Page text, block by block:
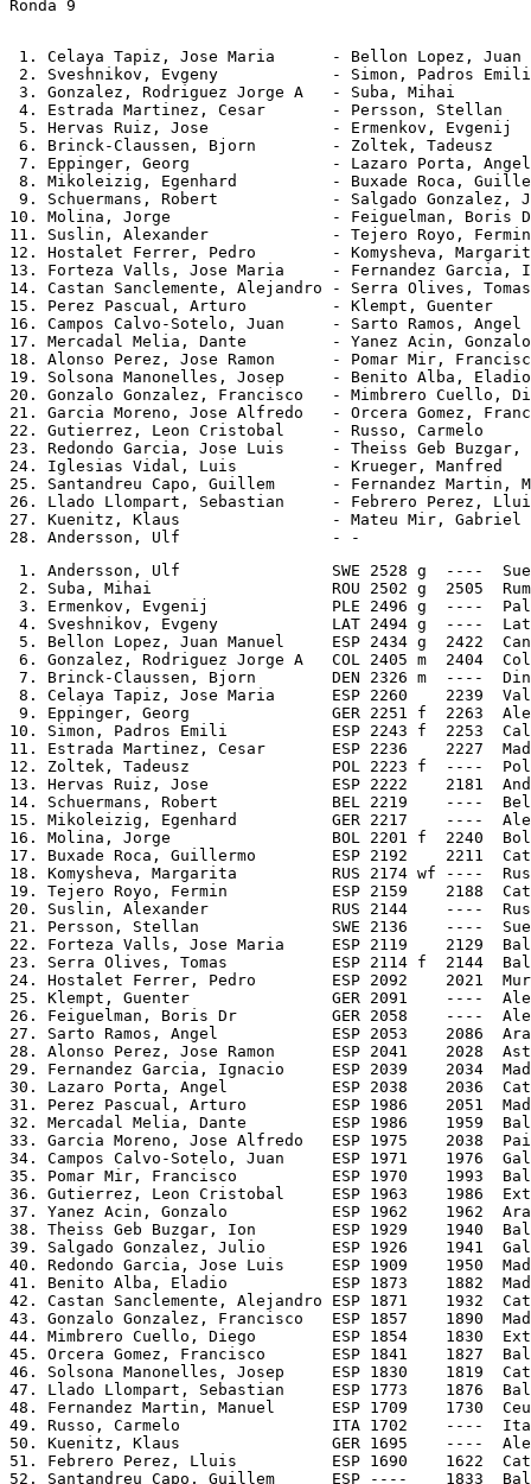
Ronda 9
1. Celaya Tapiz, Jose Maria      - Bellon Lopez,
2. Sveshnikov, Evgeny            - Simon, Padros
3. Gonzalez, Rodriguez Jorge A   - Suba, Mihai
4. Estrada Martinez, Cesar       - Persson,
5. Hervas Ruiz, Jose             - Ermenkov,
6. Brinck-Claussen, Bjorn        - Zoltek,
7. Eppinger, Georg               - Lazaro Porta,
8. Mikoleizig, Egenhard          - Buxade Roca,
9. Schuermans, Robert            - Salgado
10. Molina, Jorge                 - Feiguelman,
11. Suslin, Alexander             - Tejero Royo,
12. Hostalet Ferrer, Pedro        - Komysheva,
13. Forteza Valls, Jose Maria     - Fernandez
14. Castan Sanclemente, Alejandro - Serra Olives,
15. Perez Pascual, Arturo         - Klempt,
16. Campos Calvo-Sotelo, Juan     - Sarto Ramos,
17. Mercadal Melia, Dante         - Yanez Acin,
18. Alonso Perez, Jose Ramon      - Pomar Mir,
19. Solsona Manonelles, Josep     - Benito Alba,
20. Gonzalo Gonzalez, Francisco   - Mimbrero
21. Garcia Moreno, Jose Alfredo   - Orcera Gomez,
22. Gutierrez, Leon Cristobal     - Russo,
23. Redondo Garcia, Jose Luis     - Theiss Geb
24. Iglesias Vidal, Luis          - Krueger,
25. Santandreu Capo, Guillem      - Fernandez
26. Llado Llompart, Sebastian     - Febrero Perez,
27. Kuenitz, Klaus                - Mateu Mir,
1. Andersson, Ulf                SWE 2528 g  ----
2. Suba, Mihai                   ROU 2502 g  2505
3. Ermenkov, Evgenij             PLE 2496 g  ----
4. Sveshnikov, Evgeny            LAT 2494 g  ----
5. Bellon Lopez, Juan Manuel     ESP 2434 g  2422
6. Gonzalez, Rodriguez Jorge A   COL 2405 m  2404
7. Brinck-Claussen, Bjorn        DEN 2326 m  ----
8. Celaya Tapiz, Jose Maria      ESP 2260    2239
9. Eppinger, Georg               GER 2251 f  2263
10. Simon, Padros Emili           ESP 2243 f  2253
11. Estrada Martinez, Cesar       ESP 2236    2227
12. Zoltek, Tadeusz               POL 2223 f  ----
13. Hervas Ruiz, Jose             ESP 2222    2181
14. Schuermans, Robert            BEL 2219    ----
15. Mikoleizig, Egenhard          GER 2217    ----
16. Molina, Jorge                 BOL 2201 f  2240
17. Buxade Roca, Guillermo        ESP 2192    2211
18. Komysheva, Margarita          RUS 2174 wf ----
19. Tejero Royo, Fermin           ESP 2159    2188
20. Suslin, Alexander             RUS 2144    ----
21. Persson, Stellan              SWE 2136    ----
22. Forteza Valls, Jose Maria     ESP 2119    2129
23. Serra Olives, Tomas           ESP 2114 f  2144
24. Hostalet Ferrer, Pedro        ESP 2092    2021
25. Klempt, Guenter               GER 2091    ----
26. Feiguelman, Boris Dr          GER 2058    ----
27. Sarto Ramos, Angel            ESP 2053    2086
28. Alonso Perez, Jose Ramon      ESP 2041    2028
29. Fernandez Garcia, Ignacio     ESP 2039    2034
30. Lazaro Porta, Angel           ESP 2038    2036
31. Perez Pascual, Arturo         ESP 1986    2051
32. Mercadal Melia, Dante         ESP 1986    1959
33. Garcia Moreno, Jose Alfredo   ESP 1975    2038
34. Campos Calvo-Sotelo, Juan     ESP 1971    1976
35. Pomar Mir, Francisco          ESP 1970    1993
36. Gutierrez, Leon Cristobal     ESP 1963    1986
37. Yanez Acin, Gonzalo           ESP 1962    1962
38. Theiss Geb Buzgar, Ion        ESP 1929    1940
39. Salgado Gonzalez, Julio       ESP 1926    1941
40. Redondo Garcia, Jose Luis     ESP 1909    1950
41. Benito Alba, Eladio           ESP 1873    1882
42. Castan Sanclemente, Alejandro ESP 1871    1932
43. Gonzalo Gonzalez, Francisco   ESP 1857    1890
44. Mimbrero Cuello, Diego        ESP 1854    1830
45. Orcera Gomez, Francisco       ESP 1841    1827
46. Solsona Manonelles, Josep     ESP 1830    1819
47. Llado Llompart, Sebastian     ESP 1773    1876
48. Fernandez Martin, Manuel      ESP 1709    1730
49. Russo, Carmelo                ITA 1702    ----
50. Kuenitz, Klaus                GER 1695    ----
51. Febrero Perez, Lluis          ESP 1690    1622
52. Santandreu Capo, Guillem      ESP ----    1833